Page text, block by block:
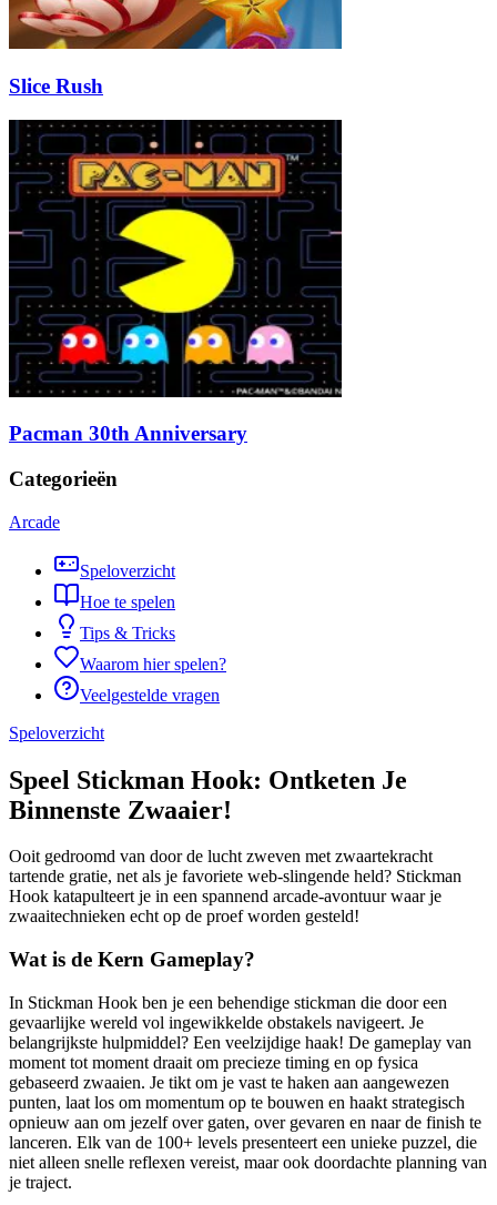
Slice Rush
Pacman 30th Anniversary
Categorieën
Arcade
Speloverzicht
Hoe te spelen
Tips & Tricks
Waarom hier spelen?
Veelgestelde vragen
Speloverzicht
Speel Stickman Hook: Ontketen Je
Binnenste Zwaaier!
Ooit gedroomd van door de lucht zweven met zwaartekracht
tartende gratie, net als je favoriete web-slingende held? Stickman
Hook katapulteert je in een spannend arcade-avontuur waar je
zwaaitechnieken echt op de proef worden gesteld!
Wat is de Kern Gameplay?
In Stickman Hook ben je een behendige stickman die door een
gevaarlijke wereld vol ingewikkelde obstakels navigeert. Je
belangrijkste hulpmiddel? Een veelzijdige haak! De gameplay van
moment tot moment draait om precieze timing en op fysica
gebaseerd zwaaien. Je tikt om je vast te haken aan aangewezen
punten, laat los om momentum op te bouwen en haakt strategisch
opnieuw aan om jezelf over gaten, over gevaren en naar de finish te
lanceren. Elk van de 100+ levels presenteert een unieke puzzel, die
niet alleen snelle reflexen vereist, maar ook doordachte planning van
je traject.